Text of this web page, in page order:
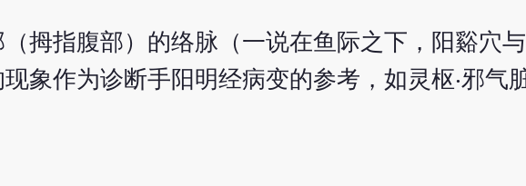
拇指腹部）的络脉（一说在鱼际之下，阳谿穴
象作为诊断手阳明经病变的参考，如灵枢‧邪气